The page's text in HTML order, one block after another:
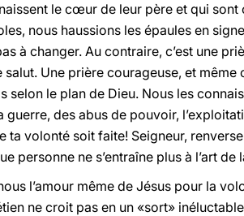
le cœur de leur père et qui sont
nous haussions les épaules en
à changer. Au contraire, c’est une
Une prière courageuse, et
selon le plan de Dieu. Nous les
guerre, des abus de pouvoir,
ta volonté soit faite! Seigneur,
personne ne s’entraîne plus à l’art
l’amour même de Jésus pour la
ne croit pas en un «sort»